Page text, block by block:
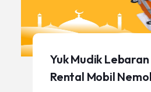
Nemob.
Yuk Mudik
Rental Mobil